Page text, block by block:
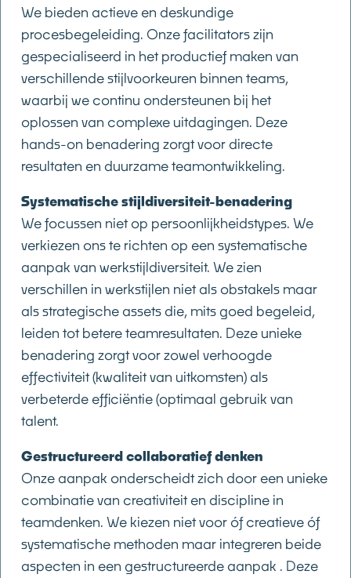
We bieden actieve en deskundige
procesbegeleiding. Onze facilitators zijn
gespecialiseerd in het productief maken van
verschillende stijlvoorkeuren binnen teams,
waarbij we continu ondersteunen bij het
oplossen van complexe uitdagingen. Deze
hands-on benadering zorgt voor directe
resultaten en duurzame teamontwikkeling.
Systematische stijldiversiteit-benadering
We focussen niet op persoonlijkheidstypes. We
verkiezen ons te richten op een systematische
aanpak van werkstijldiversiteit. We zien
verschillen in werkstijlen niet als obstakels maar
als strategische assets die, mits goed begeleid,
leiden tot betere teamresultaten. Deze unieke
benadering zorgt voor zowel verhoogde
effectiviteit (kwaliteit van uitkomsten) als
verbeterde efficiëntie (optimaal gebruik van
talent.
Gestructureerd collaboratief denken
Onze aanpak onderscheidt zich door een unieke
combinatie van creativiteit en discipline in
teamdenken. We kiezen niet voor óf creatieve óf
systematische methoden maar integreren beide
aspecten in een gestructureerde aanpak . Deze